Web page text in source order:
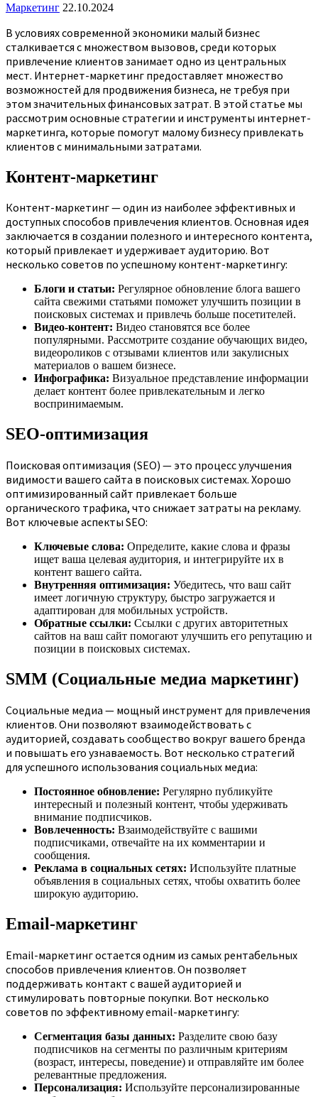
Маркетинг 22.10.2024
В условиях современной экономики малый бизнес
сталкивается с множеством вызовов, среди которых
привлечение клиентов занимает одно из центральных
мест. Интернет-маркетинг предоставляет множество
возможностей для продвижения бизнеса, не требуя при
этом значительных финансовых затрат. В этой статье мы
рассмотрим основные стратегии и инструменты интернет-
маркетинга, которые помогут малому бизнесу привлекать
клиентов с минимальными затратами.
Контент-маркетинг
Контент-маркетинг — один из наиболее эффективных и
доступных способов привлечения клиентов. Основная идея
заключается в создании полезного и интересного контента,
который привлекает и удерживает аудиторию. Вот
несколько советов по успешному контент-маркетингу:
Блоги и статьи: Регулярное обновление блога вашего
сайта свежими статьями поможет улучшить позиции в
поисковых системах и привлечь больше посетителей.
Видео-контент: Видео становятся все более
популярными. Рассмотрите создание обучающих видео,
видеороликов с отзывами клиентов или закулисных
материалов о вашем бизнесе.
Инфографика: Визуальное представление информации
делает контент более привлекательным и легко
воспринимаемым.
SEO-оптимизация
Поисковая оптимизация (SEO) — это процесс улучшения
видимости вашего сайта в поисковых системах. Хорошо
оптимизированный сайт привлекает больше
органического трафика, что снижает затраты на рекламу.
Вот ключевые аспекты SEO:
Ключевые слова: Определите, какие слова и фразы
ищет ваша целевая аудитория, и интегрируйте их в
контент вашего сайта.
Внутренняя оптимизация: Убедитесь, что ваш сайт
имеет логичную структуру, быстро загружается и
адаптирован для мобильных устройств.
Обратные ссылки: Ссылки с других авторитетных
сайтов на ваш сайт помогают улучшить его репутацию и
позиции в поисковых системах.
SMM (Социальные медиа маркетинг)
Социальные медиа — мощный инструмент для привлечения
клиентов. Они позволяют взаимодействовать с
аудиторией, создавать сообщество вокруг вашего бренда
и повышать его узнаваемость. Вот несколько стратегий
для успешного использования социальных медиа:
Постоянное обновление: Регулярно публикуйте
интересный и полезный контент, чтобы удерживать
внимание подписчиков.
Вовлеченность: Взаимодействуйте с вашими
подписчиками, отвечайте на их комментарии и
сообщения.
Реклама в социальных сетях: Используйте платные
объявления в социальных сетях, чтобы охватить более
широкую аудиторию.
Email-маркетинг
Email-маркетинг остается одним из самых рентабельных
способов привлечения клиентов. Он позволяет
поддерживать контакт с вашей аудиторией и
стимулировать повторные покупки. Вот несколько
советов по эффективному email-маркетингу:
Сегментация базы данных: Разделите свою базу
подписчиков на сегменты по различным критериям
(возраст, интересы, поведение) и отправляйте им более
релевантные предложения.
Персонализация: Используйте персонализированные